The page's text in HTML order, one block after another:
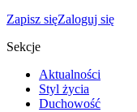
Zapisz sięZaloguj się
Sekcje
Aktualności
Styl życia
Duchowość